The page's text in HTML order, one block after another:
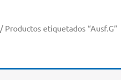
/ Productos etiquetados “Ausf.G”